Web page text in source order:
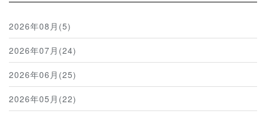
2026年08月(5)
2026年07月(24)
2026年06月(25)
2026年05月(22)